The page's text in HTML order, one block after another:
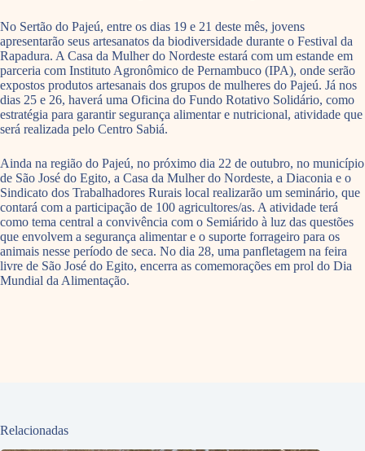
No Sertão do Pajeú, entre os dias 19 e 21 deste mês, jovens
apresentarão seus artesanatos da biodiversidade durante o Festival da
Rapadura. A Casa da Mulher do Nordeste estará com um estande em
parceria com Instituto Agronômico de Pernambuco (IPA), onde serão
expostos produtos artesanais dos grupos de mulheres do Pajeú. Já nos
dias 25 e 26, haverá uma Oficina do Fundo Rotativo Solidário, como
estratégia para garantir segurança alimentar e nutricional, atividade que
será realizada pelo Centro Sabiá.
Ainda na região do Pajeú, no próximo dia 22 de outubro, no município
de São José do Egito, a Casa da Mulher do Nordeste, a Diaconia e o
Sindicato dos Trabalhadores Rurais local realizarão um seminário, que
contará com a participação de 100 agricultores/as. A atividade terá
como tema central a convivência com o Semiárido à luz das questões
que envolvem a segurança alimentar e o suporte forrageiro para os
animais nesse período de seca. No dia 28, uma panfletagem na feira
livre de São José do Egito, encerra as comemorações em prol do Dia
Mundial da Alimentação.
Relacionadas